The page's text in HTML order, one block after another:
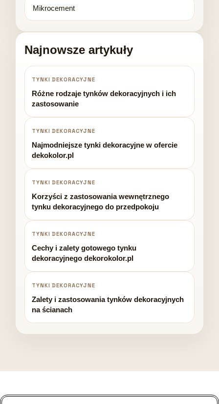
Mikrocement
Najnowsze artykuły
TYNKI DEKORACYJNE
Różne rodzaje tynków dekoracyjnych i ich
zastosowanie
TYNKI DEKORACYJNE
Najmodniejsze tynki dekoracyjne w ofercie
dekokolor.pl
TYNKI DEKORACYJNE
Korzyści z zastosowania wewnętrznego
tynku dekoracyjnego do przedpokoju
TYNKI DEKORACYJNE
Cechy i zalety gotowego tynku
dekoracyjnego dekorokolor.pl
TYNKI DEKORACYJNE
Zalety i zastosowania tynków dekoracyjnych
na ścianach